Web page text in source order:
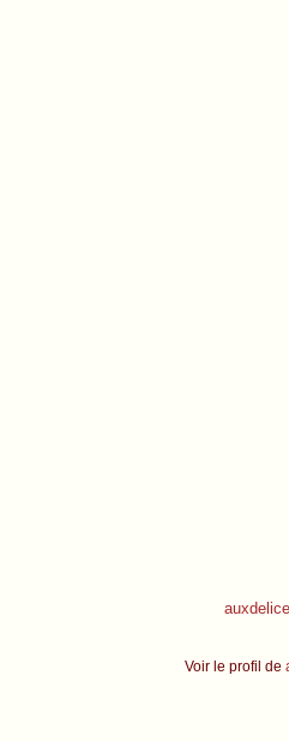
Voir le profil de